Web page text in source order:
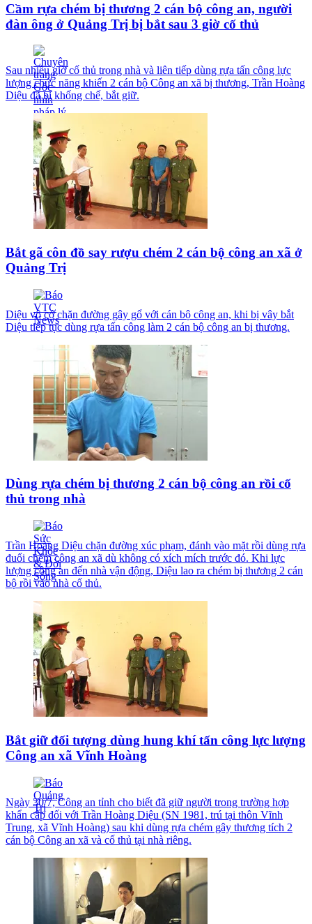
Cầm rựa chém bị thương 2 cán bộ công an, người
đàn ông ở Quảng Trị bị bắt sau 3 giờ cố thủ
Sau nhiều giờ cố thủ trong nhà và liên tiếp dùng rựa tấn công lực
lượng chức năng khiến 2 cán bộ Công an xã bị thương, Trần Hoàng
Diệu đã bị khống chế, bắt giữ.
Bắt gã côn đồ say rượu chém 2 cán bộ công an xã ở
Quảng Trị
Diệu vô cớ chặn đường gây gổ với cán bộ công an, khi bị vây bắt
Diệu tiếp tục dùng rựa tấn công làm 2 cán bộ công an bị thương.
Dùng rựa chém bị thương 2 cán bộ công an rồi cố
thủ trong nhà
Trần Hoàng Diệu chặn đường xúc phạm, đánh vào mặt rồi dùng rựa
đuổi chém công an xã dù không có xích mích trước đó. Khi lực
lượng công an đến nhà vận động, Diệu lao ra chém bị thương 2 cán
bộ rồi vào nhà cố thủ.
Bắt giữ đối tượng dùng hung khí tấn công lực lượng
Công an xã Vĩnh Hoàng
Ngày 30/7, Công an tỉnh cho biết đã giữ người trong trường hợp
khẩn cấp đối với Trần Hoàng Diệu (SN 1981, trú tại thôn Vĩnh
Trung, xã Vĩnh Hoàng) sau khi dùng rựa chém gây thương tích 2
cán bộ Công an xã và cố thủ tại nhà riêng.